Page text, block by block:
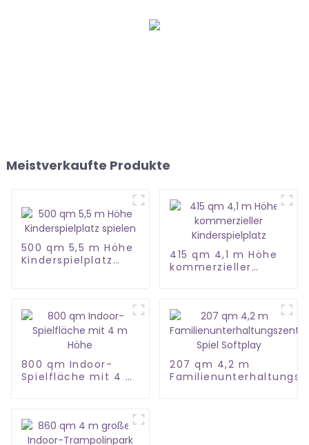
Meistverkaufte Produkte
500 qm 5,5 m Höhe
Kinderspielplatz
415 qm 4,1 m Höhe
kommerzieller
800 qm Indoor-
Spielfläche mit 4 m
207 qm 4,2 m